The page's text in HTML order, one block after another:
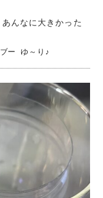
んなに大きかった
ー ゆ～り♪